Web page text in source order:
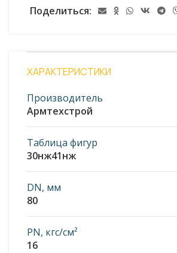
Поделиться:
ХАРАКТЕРИСТИКИ
Производитель
Армтехстрой
Таблица фигур
30нж41нж
DN, мм
80
PN, кгс/см²
16